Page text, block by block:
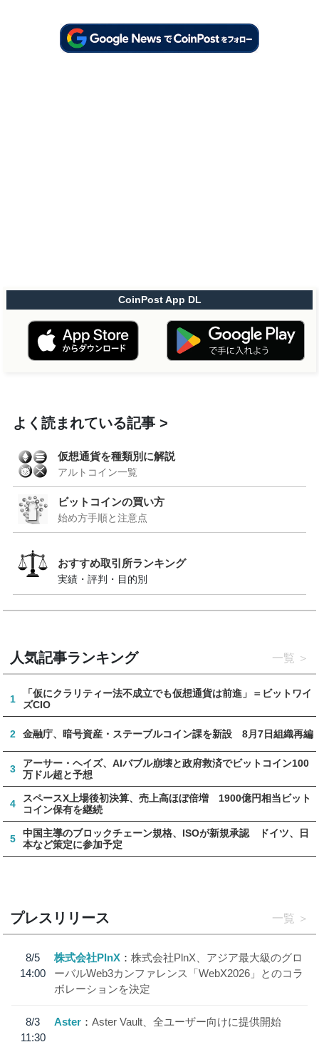
CoinPost App DL
よく読まれている記事
仮想通貨を種類別に解説
アルトコイン一覧
ビットコインの買い方
始め方手順と注意点
おすすめ取引所ランキング
実績・評判・目的別
人気記事ランキング 一覧
1
「仮にクラリティー法不成立でも仮想通貨は前進」＝ビットワイ
ズCIO
2 金融庁、暗号資産・ステーブルコイン課を新設 8月7日組織再編
3
アーサー・ヘイズ、AIバブル崩壊と政府救済でビットコイン100
万ドル超と予想
4
スペースX上場後初決算、売上高ほぼ倍増 1900億円相当ビット
コイン保有を継続
5
中国主導のブロックチェーン規格、ISOが新規承認 ドイツ、日
本など策定に参加予定
プレスリリース 一覧
8/5
14:00
株式会社PlnX
株式会社PlnX、アジア最大級のグロ
ーバルWeb3カンファレンス「WebX2026」とのコラ
ボレーションを決定
8/3
11:30
Aster Aster Vault、全ユーザー向けに提供開始